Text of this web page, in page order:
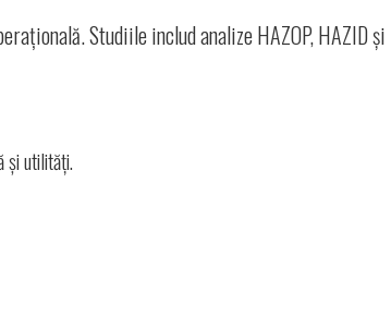
Studiile includ analize HAZOP, HAZID și
și utilități.